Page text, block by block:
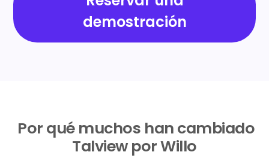
demostración
Por qué muchos han cambiado
Talview por Willo